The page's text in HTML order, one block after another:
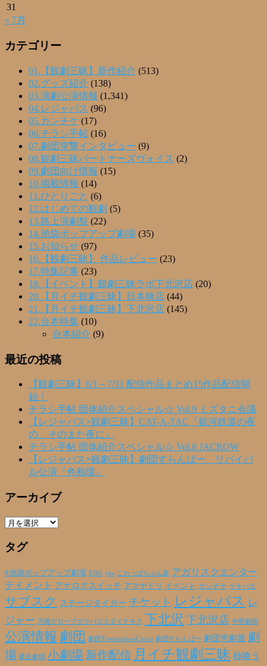
31
« 7月
カテゴリー
01.【観劇三昧】新作紹介 (513)
02.グッズ紹介 (138)
03.演劇公演情報 (1,341)
04.レジャパス (96)
05.カンチケ (17)
06.チラシ手帖 (16)
07.劇団突撃インタビュー (9)
08.観劇三昧パートナーズヴォイス (2)
09.劇団向け情報 (15)
10.掲載情報 (14)
11.ひとりごと (6)
12.はじめての観劇 (5)
13.路上演劇祭 (22)
14.池袋ポップアップ劇場 (35)
15.お知らせ (97)
16.【観劇三昧】 作品レビュー (23)
17.特集記事 (23)
18.【イベント】観劇三昧ラボ下北沢店 (20)
20.【月イチ観劇三昧】日本橋店 (44)
21.【月イチ観劇三昧】下北沢店 (145)
22.台本特集 (10)
台本紹介 (9)
最近の投稿
【観劇三昧】6/1～7/31 配信作品まとめ15作品配信開
始！
チラシ手帖 団体紹介スペシャル☆ Vol.9 ミズタニ会議
【レジャパス×観劇三昧】CAT-A-TAC『銀河鉄道の夜
の、そのまた夜に』
チラシ手帖 団体紹介スペシャル☆ Vol.8 JACROW
【レジャパス×観劇三昧】劇団すらんばー リバイバ
ル公演『色相環』
アーカイブ
ア
カ
ブ
タグ
#池袋ポップアップ劇場 ENG yhs こわっぱちゃん家 アガリスクエンター
テイメント アナログスイッチ アマヤドリ イベント カンチケ ゲキバカ
サブスク ステージタイガー チケット レジャパス レ
ジャー 万能グローブガラパゴスダイナモス 下北沢 下北沢店 中野劇団
公演情報 劇団 劇団TremendousCircus 劇団すらんばー 劇団壱劇屋 劇
場 匿名劇壇 小劇場 新作配信 月イチ観劇三昧 柿喰う